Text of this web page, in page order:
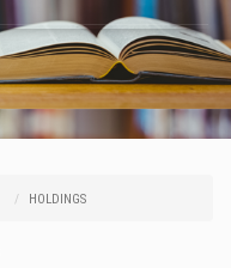
HOLDINGS